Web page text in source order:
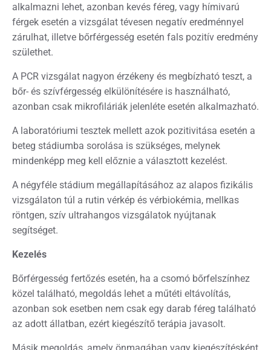
alkalmazni lehet, azonban kevés féreg, vagy hímivarú
férgek esetén a vizsgálat tévesen negatív eredménnyel
zárulhat, illetve bőrférgesség esetén fals pozitív eredmény
születhet.
A PCR vizsgálat nagyon érzékeny és megbízható teszt, a
bőr- és szívférgesség elkülönítésére is használható,
azonban csak mikrofiláriák jelenléte esetén alkalmazható.
A laboratóriumi tesztek mellett azok pozitivitása esetén a
beteg stádiumba sorolása is szükséges, melynek
mindenképp meg kell előznie a választott kezelést.
A négyféle stádium megállapításához az alapos fizikális
vizsgálaton túl a rutin vérkép és vérbiokémia, mellkas
röntgen, szív ultrahangos vizsgálatok nyújtanak
segítséget.
Kezelés
Bőrférgesség fertőzés esetén, ha a csomó bőrfelszínhez
közel található, megoldás lehet a műtéti eltávolítás,
azonban sok esetben nem csak egy darab féreg található
az adott állatban, ezért kiegészítő terápia javasolt.